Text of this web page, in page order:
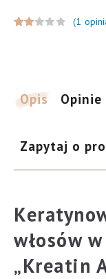
na
wie
y
(1
Wypełniacz
15w1
Ampoule
200ml
Opis Opinie
Zapytaj o
włosów
„Kreatin